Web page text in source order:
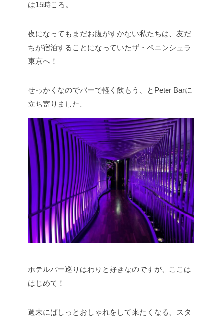
は15時ころ。
夜になってもまだお腹がすかない私たちは、友だ
ちが宿泊することになっていたザ・ペニンシュラ
東京へ！
せっかくなのでバーで軽く飲もう、とPeter Barに
立ち寄りました。
ホテルバー巡りはわりと好きなのですが、ここは
はじめて！
週末にばしっとおしゃれをして来たくなる、スタ